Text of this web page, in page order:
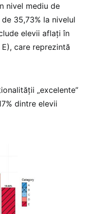
nivel mediu de
35,73% la nivelul
elevii aflați în
care reprezintă
„excelente”
dintre elevii